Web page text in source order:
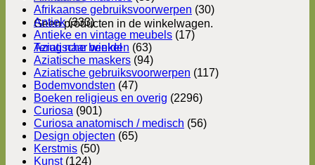
Geen producten in de winkelwagen.
Terug naar winkel
Afrikaanse gebruiksvoorwerpen (30)
Antiek (333)
Antieke en vintage meubels (17)
Aziatische beelden (63)
Aziatische maskers (94)
Aziatische gebruiksvoorwerpen (117)
Bodemvondsten (47)
Boeken religieus en overig (2296)
Curiosa (901)
Curiosa anatomisch / medisch (56)
Design objecten (65)
Kerstmis (50)
Kunst (124)